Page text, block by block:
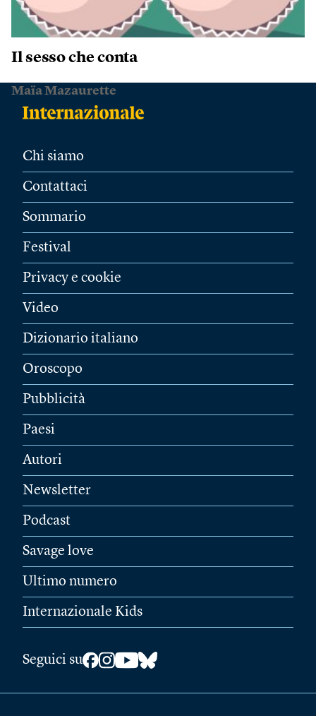
Il sesso che conta
Maïa Mazaurette
Chi siamo
Contattaci
Sommario
Festival
Privacy e cookie
Video
Dizionario italiano
Oroscopo
Pubblicità
Paesi
Autori
Newsletter
Podcast
Savage love
Ultimo numero
Internazionale Kids
Seguici su